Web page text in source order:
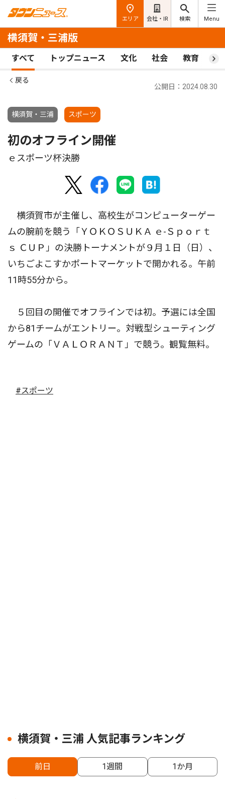
エリア 会社・IR 検索 Menu
横須賀・三浦版
すべて トップニュース 文化 社会 教育 ス
戻る
横須賀・三浦 スポーツ
公開日：2024.08.30
初のオフライン開催
ｅスポーツ杯決勝
横須賀市が主催し、高校生がコンピューターゲー
ムの腕前を競う「ＹＯＫＯＳＵＫＡ ｅ-Ｓｐｏｒｔ
ｓ ＣＵＰ」の決勝トーナメントが９月１日（日）、
いちごよこすかポートマーケットで開かれる。午前
11時55分から。
５回目の開催でオフラインでは初。予選には全国
から81チームがエントリー。対戦型シューティング
ゲームの「ＶＡＬＯＲＡＮＴ」で競う。観覧無料。
#スポーツ
横須賀・三浦 人気記事ランキング
前日 1週間 1か月